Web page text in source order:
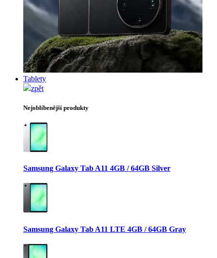
Tablety
zpět
Nejoblíbenější produkty
Samsung Galaxy Tab A11 4GB / 64GB Silver
Samsung Galaxy Tab A11 LTE 4GB / 64GB Gray